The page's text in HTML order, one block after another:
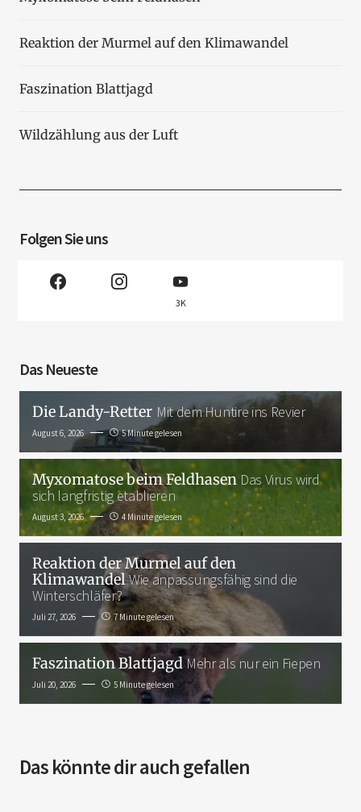
Reaktion der Murmel auf den Klimawandel
Faszination Blattjagd
Wildzählung aus der Luft
Folgen Sie uns
3K
Das Neueste
Die Landy-Retter Mit dem Huntire ins Revier
August 6, 2026 5 Minute gelesen
Myxomatose beim Feldhasen Das Virus wird
sich langfristig etablieren
August 3, 2026 4 Minute gelesen
Reaktion der Murmel auf den
KlimawandelWie anpassungsfähig sind die
Winterschläfer?
Juli 27, 2026 7 Minute gelesen
Faszination BlattjagdMehr als nur ein Fiepen
Juli 20, 2026 5 Minute gelesen
Das könnte dir auch gefallen